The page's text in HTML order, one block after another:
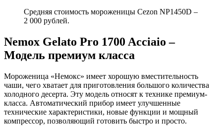
Средняя стоимость мороженицы Cezon NP1450D –
2 000 рублей.
Nemox Gelato Pro 1700 Acciaio –
Модель премиум класса
Мороженица «Немокс» имеет хорошую вместительность
чаши, чего хватает для приготовления большого количества
холодного десерта. Эту модель относят к технике премиум-
класса. Автоматический прибор имеет улучшенные
технические характеристики, новые функции и мощный
компрессор, позволяющий готовить быстро и просто.